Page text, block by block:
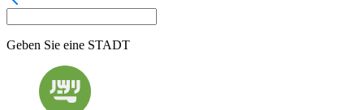
Geben Sie eine STADT